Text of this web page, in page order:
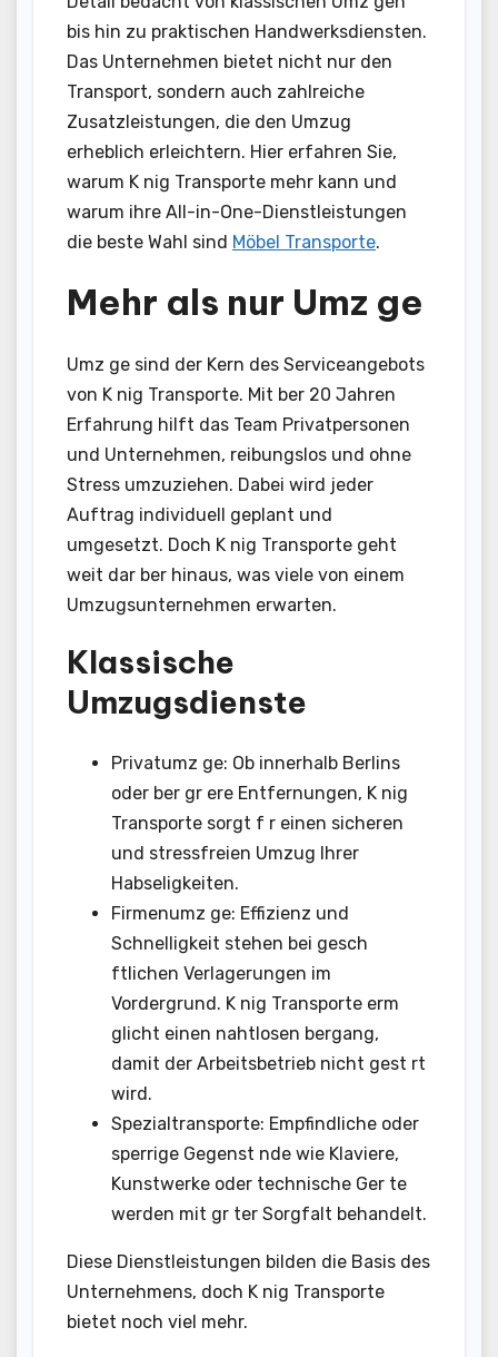
bis hin zu praktischen Handwerksdiensten.
Das Unternehmen bietet nicht nur den
Transport, sondern auch zahlreiche
Zusatzleistungen, die den Umzug
erheblich erleichtern. Hier erfahren Sie,
warum K nig Transporte mehr kann und
warum ihre All-in-One-Dienstleistungen
die beste Wahl sind Möbel Transporte.
Mehr als nur Umz ge
Umz ge sind der Kern des Serviceangebots
von K nig Transporte. Mit ber 20 Jahren
Erfahrung hilft das Team Privatpersonen
und Unternehmen, reibungslos und ohne
Stress umzuziehen. Dabei wird jeder
Auftrag individuell geplant und
umgesetzt. Doch K nig Transporte geht
weit dar ber hinaus, was viele von einem
Umzugsunternehmen erwarten.
Klassische
Umzugsdienste
Privatumz ge: Ob innerhalb Berlins
oder ber gr ere Entfernungen, K nig
Transporte sorgt f r einen sicheren
und stressfreien Umzug Ihrer
Habseligkeiten.
Firmenumz ge: Effizienz und
Schnelligkeit stehen bei gesch
ftlichen Verlagerungen im
Vordergrund. K nig Transporte erm
glicht einen nahtlosen bergang,
damit der Arbeitsbetrieb nicht gest rt
wird.
Spezialtransporte: Empfindliche oder
sperrige Gegenst nde wie Klaviere,
Kunstwerke oder technische Ger te
werden mit gr ter Sorgfalt behandelt.
Diese Dienstleistungen bilden die Basis des
Unternehmens, doch K nig Transporte
bietet noch viel mehr.